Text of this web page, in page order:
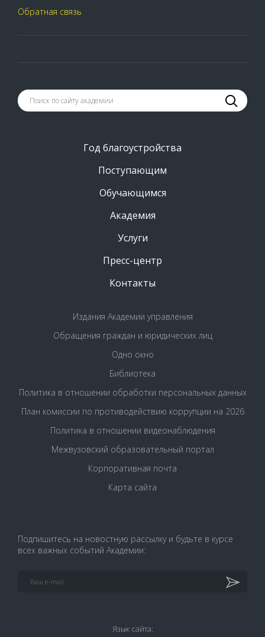
Обратная связь
Год благоустройства
Поступающим
Обучающимся
Академия
Услуги
Пресс-центр
Контакты
Издания Академии управления
Обращения граждан и юридических лиц
Одно окно
Библиотека
Политика в отношении обработки персональных данных
План комиссии по противодействию коррупции на 2026
Политика в отношении видеонаблюдения
Межвузовский образовательный портал
Корпоративная почта
Карта сайта
Подпишитесь на новостную рассылку и будьте в курсе
всех важных событий Академии:
Язык сайта: